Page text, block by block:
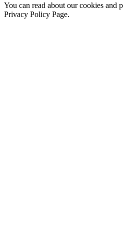
You can read about our cookies and
Privacy Policy Page.